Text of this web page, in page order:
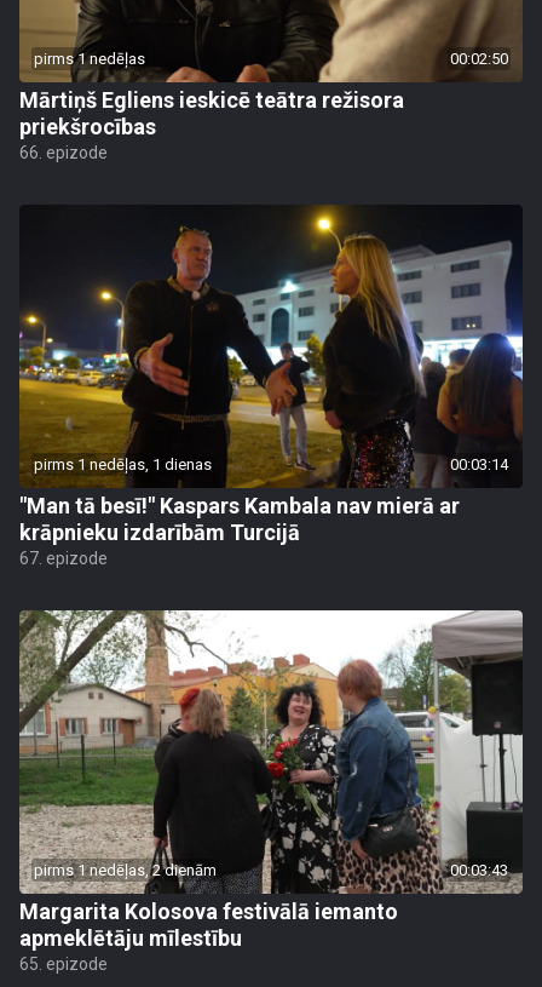
pirms 1 nedēļas 00:02:50
Mārtiņš Egliens ieskicē teātra režisora
priekšrocības
66. epizode
pirms 1 nedēļas, 1 dienas 00:03:14
"Man tā besī!" Kaspars Kambala nav mierā ar
krāpnieku izdarībām Turcijā
67. epizode
pirms 1 nedēļas, 2 dienām 00:03:43
Margarita Kolosova festivālā iemanto
apmeklētāju mīlestību
65. epizode